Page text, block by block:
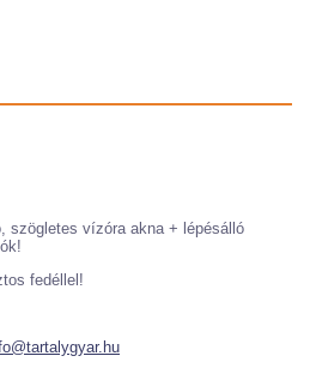
szögletes vízóra akna + lépésálló
fedéllel!